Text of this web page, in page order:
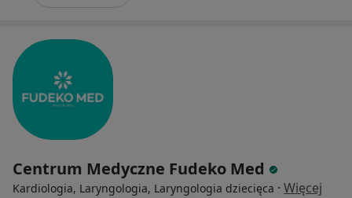
Centrum Medyczne Fudeko Med
Kardiologia, Laryngologia, Laryngologia dziecięca · Więcej